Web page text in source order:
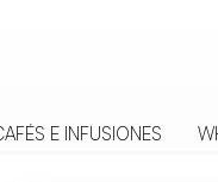
E INFUSIONES